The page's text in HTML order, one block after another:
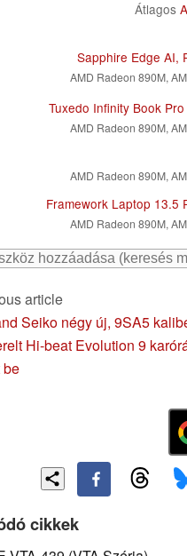
Átlagos
Sapphire Edge AI,
AMD Radeon 890M,
Tuxedo Infinity Book
AMD Radeon 890M,
AMD Radeon 890M,
Framework Laptop 13.5
AMD Radeon 890M,
article
Seiko négy új, 9SA5
Hi-beat Evolution 9
be
cikkek